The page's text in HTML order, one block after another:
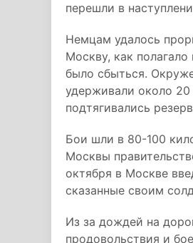
перешли в
Немцам удалось
Москву, как
было сбыться.
удерживали около
подтягивались
Бои шли в 80-100
Москвы
октября в Москве
сказанные своим
Из за дождей на
продовольствия и